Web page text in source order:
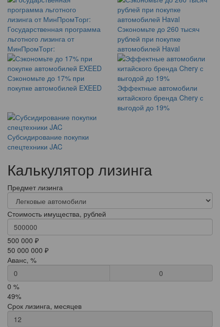
Государственная программа
льготного лизинга от
МинПромТорг:
Сэкономьте до 260 тысяч
рублей при покупке
автомобилей Haval
Сэкономьте до 17% при
покупке автомобилей EXEED
Эффектные автомобили
китайского бренда Chery с
выгодой до 19%
Субсидирование покупки
спецтехники JAC
Калькулятор лизинга
Предмет лизинга
Стоимость имущества, рублей
500 000 ₽
50 000 000 ₽
Аванс, %
0
0 %
49%
Срок лизинга, месяцев